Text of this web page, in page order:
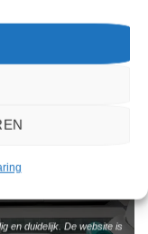
en duidelijk. De website is